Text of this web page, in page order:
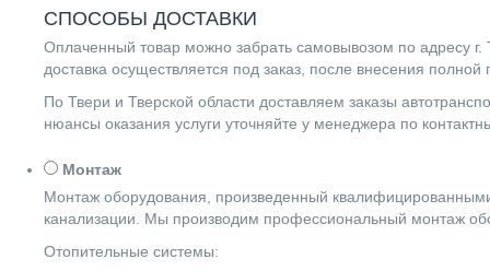
СПОСОБЫ ДОСТАВКИ
Оплаченный товар можно забрать самовывозом по адресу г.
доставка осуществляется под заказ, после внесения полной
По Твери и Тверской области доставляем заказы
нюансы оказания услуги уточняйте у менеджера по
Монтаж
Монтаж оборудования, произведенный
канализации. Мы производим профессиональный монтаж
Отопительные системы: